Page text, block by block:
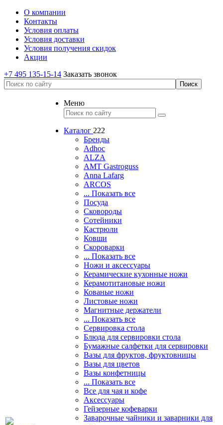
О компании
Контакты
Условия оплаты
Условия доставки
Условия получения скидок
Акции
+7 495 135-15-14 Заказать звонок
Меню
Каталог 222
Бренды
Adhoc
ALZA
AMT Gastroguss
Anna Lafarg
ARCOS
... Показать все
Посуда
Сковороды
Сотейники
Кастрюли
Ковши
Скороварки
... Показать все
Ножи и аксессуары
Керамические кухонные ножи
Керамотитановые ножи
Кованые ножи
Листовые ножи
Магнитные держатели
... Показать все
Сервировка стола
Блюда для сервировки стола
Бумажные салфетки для сервировки
Вазы для фруктов, фруктовницы
Вазы для цветов
Вазы конфетницы
... Показать все
Все для чая и кофе
Аксессуары
Гейзерные кофеварки
Заварочные чайники и заварники для